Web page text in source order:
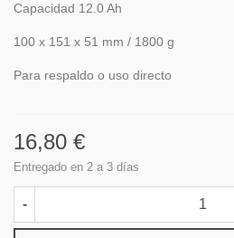
Capacidad 12.0 Ah
100 x 151 x 51 mm / 1800 g
Para respaldo o uso directo
16,80 €
Entregado en 2 a 3 días
-